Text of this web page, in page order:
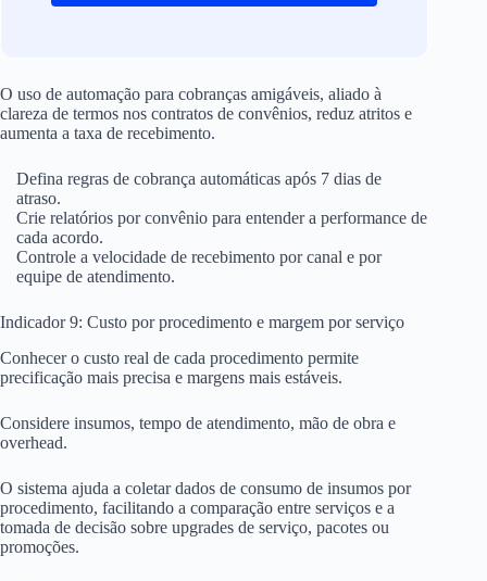
O uso de automação para cobranças amigáveis, aliado à
clareza de termos nos contratos de convênios, reduz atritos e
aumenta a taxa de recebimento.
Defina regras de cobrança automáticas após 7 dias de
atraso.
Crie relatórios por convênio para entender a performance de
cada acordo.
Controle a velocidade de recebimento por canal e por
equipe de atendimento.
Indicador 9: Custo por procedimento e margem por serviço
Conhecer o custo real de cada procedimento permite
precificação mais precisa e margens mais estáveis.
Considere insumos, tempo de atendimento, mão de obra e
overhead.
O sistema ajuda a coletar dados de consumo de insumos por
procedimento, facilitando a comparação entre serviços e a
tomada de decisão sobre upgrades de serviço, pacotes ou
promoções.